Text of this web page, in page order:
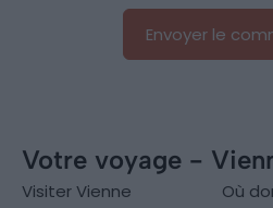
Votre voyage -
Visiter Vienne
Où